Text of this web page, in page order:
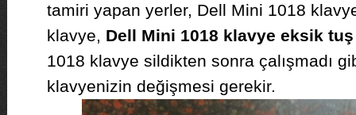
tamiri yapan yerler, Dell Mini 1018
klavye, Dell Mini 1018 klavye eksik
1018 klavye sildikten sonra çalışmadı
klavyenizin değişmesi gerekir.